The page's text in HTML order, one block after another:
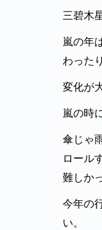
三碧木
嵐の年
わった
変化が
嵐の時
傘じゃ
ロール
難しか
今年の
い。